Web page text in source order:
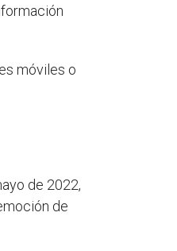
móviles o
de 2022,
de